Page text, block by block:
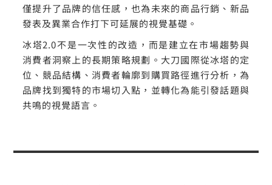
僅提升了品牌的信任感，也為未來的商品行銷、新品
發表及異業合作打下可延展的視覺基礎。
冰塔2.0不是一次性的改造，而是建立在市場趨勢與
消費者洞察上的長期策略規劃。大刀國際從冰塔的定
位、競品結構、消費者輪廓到購買路徑進行分析，為
品牌找到獨特的市場切入點，並轉化為能引發話題與
共鳴的視覺語言。